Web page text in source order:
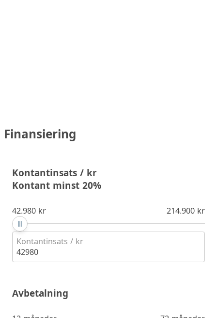
Finansiering
Kontantinsats / kr
Kontant minst 20%
42.980 kr 214.900 kr
Kontantinsats / kr
42980
Avbetalning